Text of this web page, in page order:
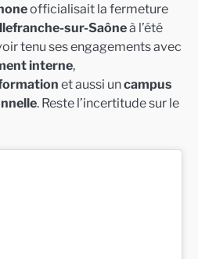
officialisait la fermeture
sur-Saôneà l’été
tenu ses engagements avec
interne,
et aussi uncampus
. Reste l’incertitude sur le